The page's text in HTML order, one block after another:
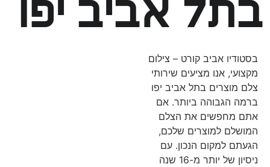
בתל אביב יפו
בסטודיו אביב קורט – צילום
מקצועי, אנו מציעים שירותי
צלם מוצרים בתל אביב יפו
ברמה הגבוהה ביותר. אם
אתם מחפשים את הצלם
המושלם למוצרים שלכם,
הגעתם למקום הנכון. עם
ניסיון של יותר מ-16 שנה